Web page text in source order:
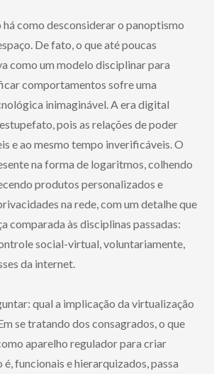
como desconsiderar o panoptismo
De fato, o que até poucas
como um modelo disciplinar para
comportamentos sofre uma
inimaginável. A era digital
pois as relações de poder
e ao mesmo tempo inverificáveis. O
na forma de logaritmos, colhendo
produtos personalizados e
na rede, com um detalhe que
comparada às disciplinas passadas:
social-virtual, voluntariamente,
da internet.
qual a implicação da virtualização
se tratando dos consagrados, o que
aparelho regulador para criar
funcionais e hierarquizados, passa